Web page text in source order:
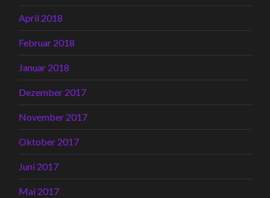
April 2018
Februar 2018
Januar 2018
Dezember 2017
November 2017
Oktober 2017
Juni 2017
Mai 2017